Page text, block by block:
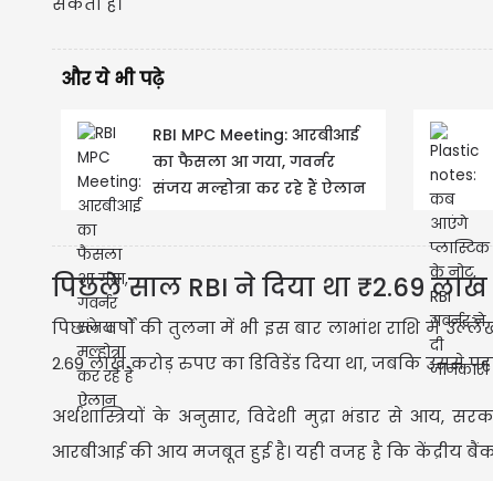
और ये भी पढ़े
RBI MPC Meeting: आरबीआई
का फैसला आ गया, गवर्नर
संजय मल्होत्रा कर रहे हैं ऐलान
पिछले साल RBI ने दिया था ₹2.69 लाख
पिछले वर्षों की तुलना में भी इस बार लाभांश राशि में
2.69 लाख करोड़ रुपए का डिविडेंड दिया था, जबकि उससे
अर्थशास्त्रियों के अनुसार, विदेशी मुद्रा भंडार से आय,
आरबीआई की आय मजबूत हुई है। यही वजह है कि केंद्रीय